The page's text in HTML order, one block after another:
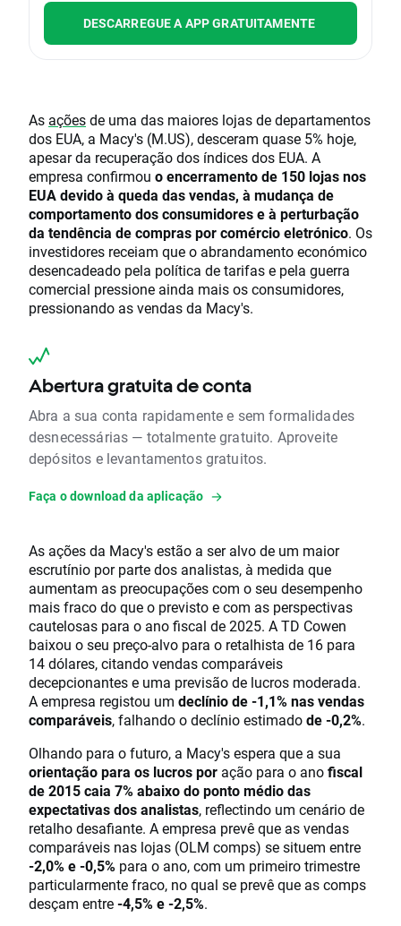
DESCARREGUE A APP GRATUITAMENTE
As açõesde uma das maiores lojas de departamentos
dos EUA, a Macy's (M.US), desceram quase 5% hoje,
apesar da recuperação dos índices dos EUA. A
empresa confirmou o encerramento de 150 lojas nos
EUA devido à queda das vendas, à mudança de
comportamento dos consumidores e à perturbação
da tendência de compras por comércio eletrónico. Os
investidores receiam que o abrandamento económico
desencadeado pela política de tarifas e pela guerra
comercial pressione ainda mais os consumidores,
pressionando as vendas da Macy's.
Abertura gratuita de conta
Abra a sua conta rapidamente e sem formalidades
desnecessárias — totalmente gratuito. Aproveite
depósitos e levantamentos gratuitos.
Faça o download da aplicação
As ações da Macy's estão a ser alvo de um maior
escrutínio por parte dos analistas, à medida que
aumentam as preocupações com o seu desempenho
mais fraco do que o previsto e com as perspectivas
cautelosas para o ano fiscal de 2025. A TD Cowen
baixou o seu preço-alvo para o retalhista de 16 para
14 dólares, citando vendas comparáveis
decepcionantes e uma previsão de lucros moderada.
A empresa registou um declínio de -1,1% nas vendas
comparáveis, falhando o declínio estimadode -0,2%.
Olhando para o futuro, a Macy's espera que a sua
orientação para os lucros por ação para o anofiscal
de 2015 caia 7% abaixo do ponto médio das
expectativas dos analistas, reflectindo um cenário de
retalho desafiante. A empresa prevê que as vendas
comparáveis nas lojas (OLM comps) se situem entre
-2,0% e -0,5% para o ano, com um primeiro trimestre
particularmente fraco, no qual se prevê que as comps
desçam entre-4,5% e -2,5%.